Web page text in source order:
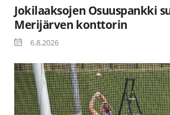
Jokilaaksojen Osuuspankki
Merijärven konttorin
6.8.2026